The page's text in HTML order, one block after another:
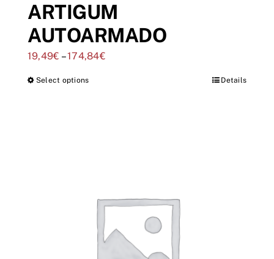
ARTIGUM
AUTOARMADO
19,49€ –174,84€
Select options Details